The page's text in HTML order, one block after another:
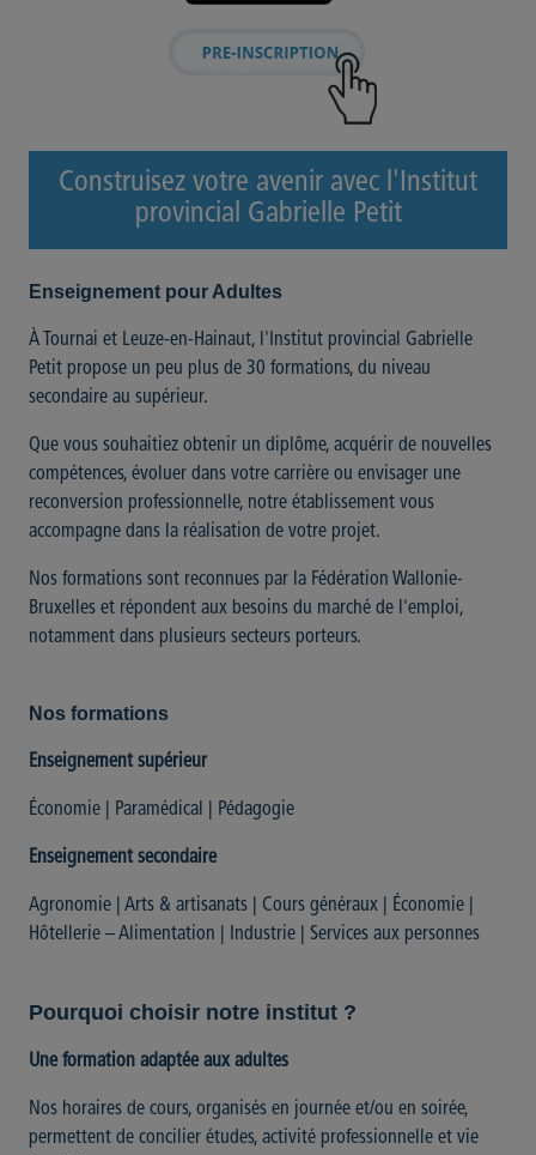
Construisez votre avenir avec l'Institut
provincial Gabrielle Petit
Enseignement pour Adultes
À Tournai et Leuze-en-Hainaut, l'Institut provincial Gabrielle
Petit propose un peu plus de 30 formations, du niveau
secondaire au supérieur.
Que vous souhaitiez obtenir un diplôme, acquérir de nouvelles
compétences, évoluer dans votre carrière ou envisager une
reconversion professionnelle, notre établissement vous
accompagne dans la réalisation de votre projet.
Nos formations sont reconnues par la Fédération Wallonie-
Bruxelles et répondent aux besoins du marché de l'emploi,
notamment dans plusieurs secteurs porteurs.
Nos formations
Enseignement supérieur
Économie | Paramédical | Pédagogie
Enseignement secondaire
Agronomie | Arts & artisanats | Cours généraux | Économie |
Hôtellerie – Alimentation | Industrie | Services aux personnes
Pourquoi choisir notre institut ?
Une formation adaptée aux adultes
Nos horaires de cours, organisés en journée et/ou en soirée,
permettent de concilier études, activité professionnelle et vie